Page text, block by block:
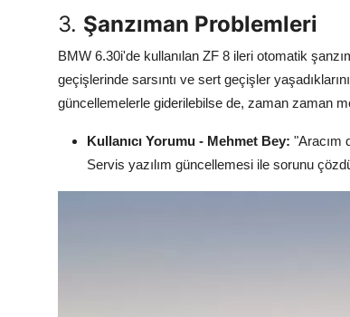
3. Şanzıman Problemleri
BMW 6.30i'de kullanılan ZF 8 ileri otomatik
geçişlerinde sarsıntı ve sert geçişler
güncellemelerle giderilebilse de, zaman zaman
Kullanıcı Yorumu - Mehmet Bey: "Aracım
Servis yazılım güncellemesi ile sorunu